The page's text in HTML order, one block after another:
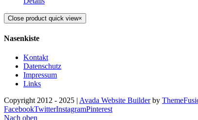
Close product quick view×
Nasenkiste
Kontakt
Datenschutz
Impressum
Links
Copyright 2012 - 2025 | Avada Website Builderby
FacebookTwitterInstagramPinterest
Nach oben